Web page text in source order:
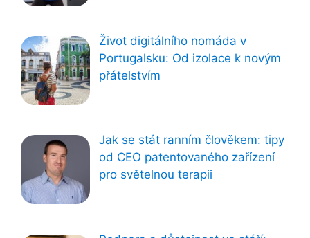
Život digitálního nomáda v
Portugalsku: Od izolace k novým
přátelstvím
Jak se stát ranním člověkem: tipy
od CEO patentovaného zařízení
pro světelnou terapii